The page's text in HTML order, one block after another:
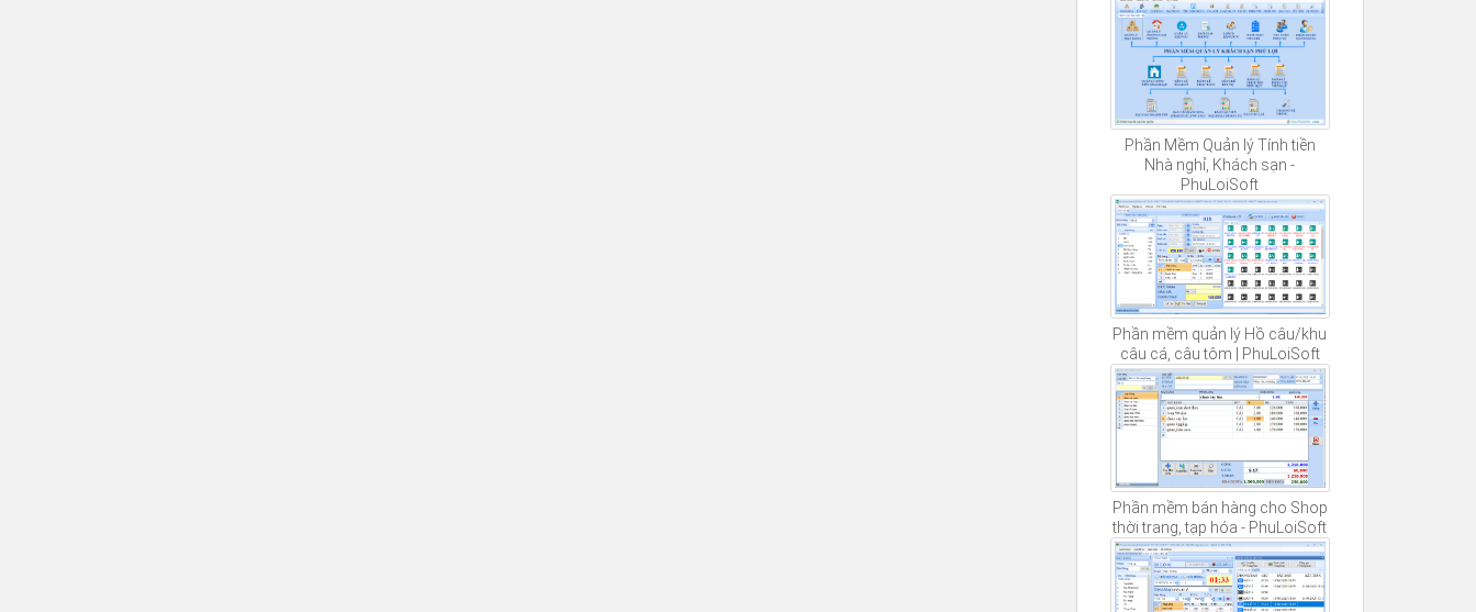
Phần Mềm Quản lý Tính tiền
Nhà nghỉ, Khách sạn -
PhuLoiSoft
Phần mềm quản lý Hồ câu/khu
câu cá, câu tôm | PhuLoiSoft
Phần mềm bán hàng cho Shop
thời trang, tạp hóa - PhuLoiSoft